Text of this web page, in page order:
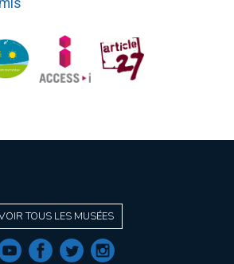
TOUS LES MUSÉES
a b e